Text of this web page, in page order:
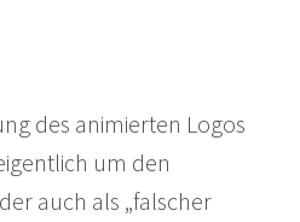
des animierten Logos
um den
auch als „falscher